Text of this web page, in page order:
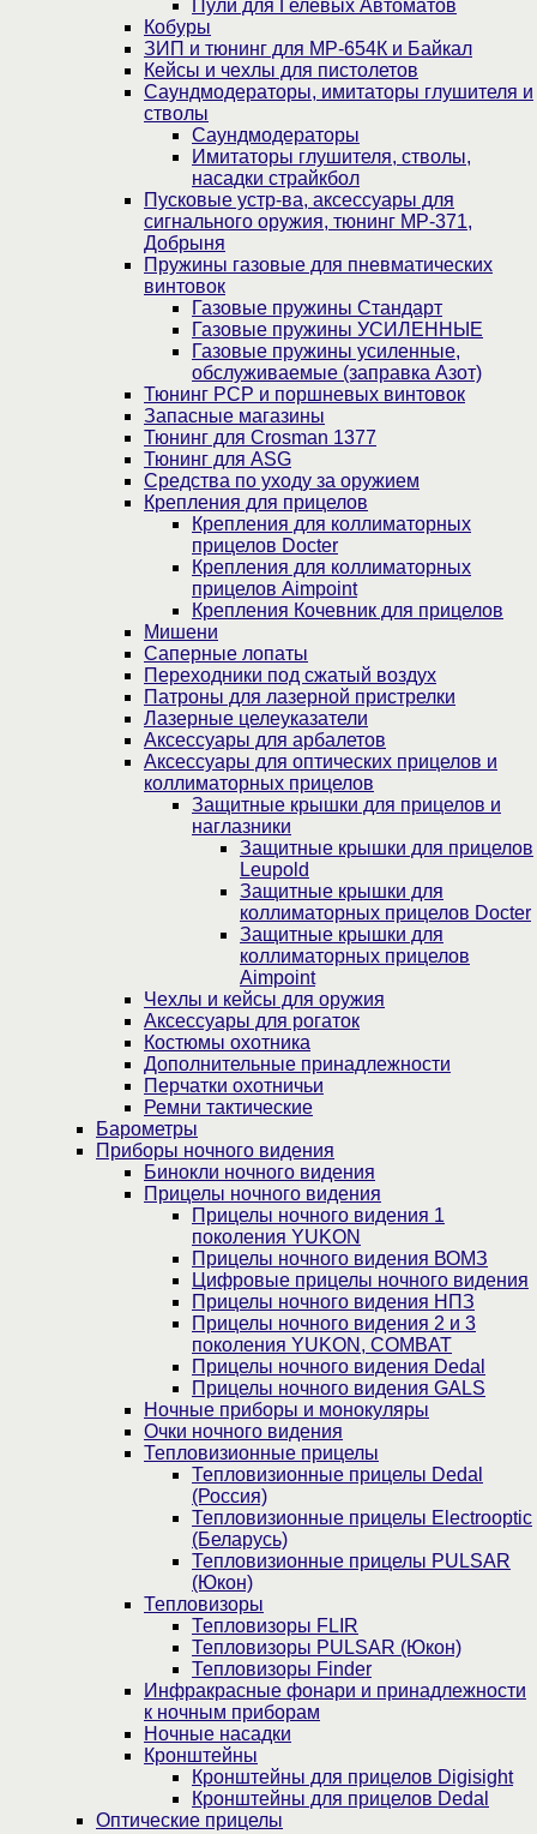
Пули для Гелевых Автоматов
Кобуры
ЗИП и тюнинг для МР-654К и Байкал
Кейсы и чехлы для пистолетов
Саундмодераторы, имитаторы глушителя и
стволы
Саундмодераторы
Имитаторы глушителя, стволы,
насадки страйкбол
Пусковые устр-ва, аксессуары для
сигнального оружия, тюнинг МР-371,
Добрыня
Пружины газовые для пневматических
винтовок
Газовые пружины Стандарт
Газовые пружины УСИЛЕННЫЕ
Газовые пружины усиленные,
обслуживаемые (заправка Азот)
Тюнинг PCP и поршневых винтовок
Запасные магазины
Тюнинг для Crosman 1377
Тюнинг для ASG
Средства по уходу за оружием
Крепления для прицелов
Крепления для коллиматорных
прицелов Docter
Крепления для коллиматорных
прицелов Aimpoint
Крепления Кочевник для прицелов
Мишени
Саперные лопаты
Переходники под сжатый воздух
Патроны для лазерной пристрелки
Лазерные целеуказатели
Аксессуары для арбалетов
Аксессуары для оптических прицелов и
коллиматорных прицелов
Защитные крышки для прицелов и
наглазники
Защитные крышки для прицелов
Leupold
Защитные крышки для
коллиматорных прицелов Docter
Защитные крышки для
коллиматорных прицелов
Aimpoint
Чехлы и кейсы для оружия
Аксессуары для рогаток
Костюмы охотника
Дополнительные принадлежности
Перчатки охотничьи
Ремни тактические
Барометры
Приборы ночного видения
Бинокли ночного видения
Прицелы ночного видения
Прицелы ночного видения 1
поколения YUKON
Прицелы ночного видения ВОМЗ
Цифровые прицелы ночного видения
Прицелы ночного видения НПЗ
Прицелы ночного видения 2 и 3
поколения YUKON, COMBAT
Прицелы ночного видения Dedal
Прицелы ночного видения GALS
Ночные приборы и монокуляры
Очки ночного видения
Тепловизионные прицелы
Тепловизионные прицелы Dedal
(Россия)
Тепловизионные прицелы Electrooptic
(Беларусь)
Тепловизионные прицелы PULSAR
(Юкон)
Тепловизоры
Тепловизоры FLIR
Тепловизоры PULSAR (Юкон)
Тепловизоры Finder
Инфракрасные фонари и принадлежности
к ночным приборам
Ночные насадки
Кронштейны
Кронштейны для прицелов Digisight
Кронштейны для прицелов Dedal
Оптические прицелы